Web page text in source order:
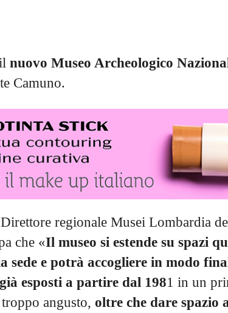
nuovo Museo Archeologico
Camuno.
regionale Musei Lombardia
che «Il museo si estende su spazi
sede e potrà accogliere in modo
esposti a partire dal 1981 in un
angusto, oltre che dare spazio